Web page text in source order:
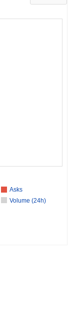
Asks
Volume (24h)